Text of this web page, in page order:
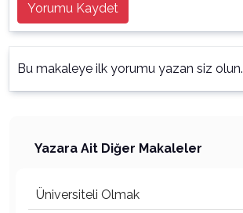
Yorumu Kaydet
Bu makaleye ilk yorumu yazan siz olun.
Yazara Ait Diğer Makaleler
Üniversiteli Olmak